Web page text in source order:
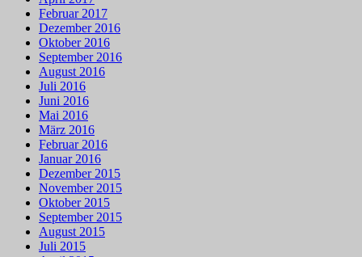
Februar 2017
Dezember 2016
Oktober 2016
September 2016
August 2016
Juli 2016
Juni 2016
Mai 2016
März 2016
Februar 2016
Januar 2016
Dezember 2015
November 2015
Oktober 2015
September 2015
August 2015
Juli 2015